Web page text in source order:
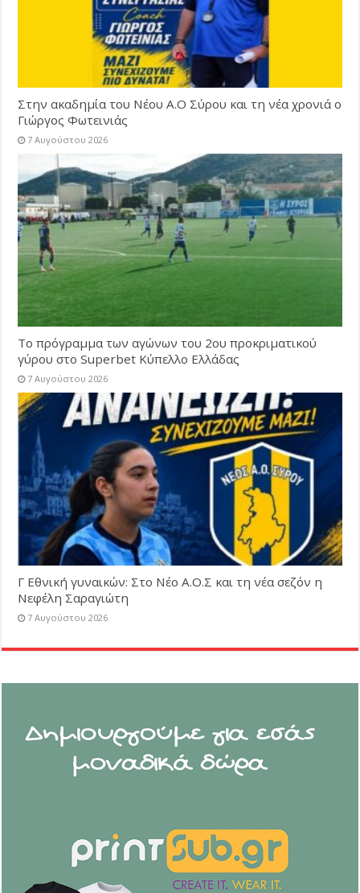
Στην ακαδημία του Νέου Α.Ο Σύρου και τη νέα χρονιά ο
Γιώργος Φωτεινιάς
7 Αυγούστου 2026
Το πρόγραμμα των αγώνων του 2ου προκριματικού
γύρου στο Superbet Κύπελλο Ελλάδας
7 Αυγούστου 2026
Γ Εθνική γυναικών: Στο Νέο Α.Ο.Σ και τη νέα σεζόν η
Νεφέλη Σαραγιώτη
7 Αυγούστου 2026